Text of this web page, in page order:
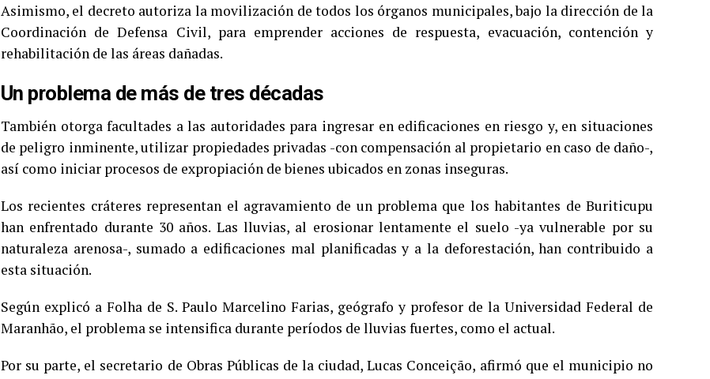
Asimismo, el decreto autoriza la movilización de todos los órganos municipales, bajo la dirección de la
Coordinación de Defensa Civil, para emprender acciones de respuesta, evacuación, contención y
rehabilitación de las áreas dañadas.
Un problema de más de tres décadas
También otorga facultades a las autoridades para ingresar en edificaciones en riesgo y, en situaciones
de peligro inminente, utilizar propiedades privadas -con compensación al propietario en caso de daño-,
así como iniciar procesos de expropiación de bienes ubicados en zonas inseguras.
Los recientes cráteres representan el agravamiento de un problema que los habitantes de Buriticupu
han enfrentado durante 30 años. Las lluvias, al erosionar lentamente el suelo -ya vulnerable por su
naturaleza arenosa-, sumado a edificaciones mal planificadas y a la deforestación, han contribuido a
esta situación.
Según explicó a Folha de S. Paulo Marcelino Farias, geógrafo y profesor de la Universidad Federal de
Maranhão, el problema se intensifica durante períodos de lluvias fuertes, como el actual.
Por su parte, el secretario de Obras Públicas de la ciudad, Lucas Conceição, afirmó que el municipio no